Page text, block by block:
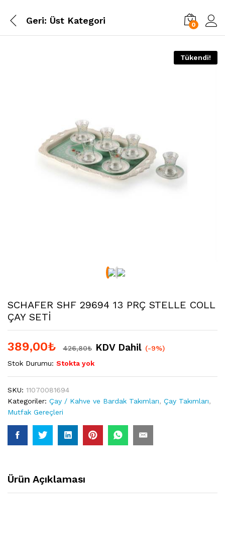
Geri: Üst Kategori 0
Tükendi!
SCHAFER SHF 29694 13 PRÇ STELLE COLL
ÇAY SETİ
389,00₺ 426,80₺ KDV Dahil (-9%)
Stok Durumu: Stokta yok
SKU: 11070081694
Kategoriler: Çay / Kahve ve Bardak Takımları, Çay Takımları,
Mutfak Gereçleri
Ürün Açıklaması